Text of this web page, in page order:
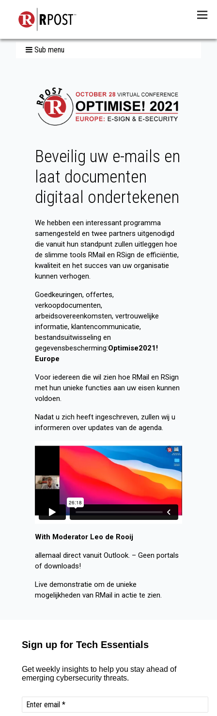
Sub menu
Beveilig uw e-mails en
laat documenten
digitaal ondertekenen
We hebben een interessant programma
samengesteld en twee partners uitgenodigd
die vanuit hun standpunt zullen uitleggen hoe
de slimme tools RMail en RSign de efficiëntie,
kwaliteit en het succes van uw organisatie
kunnen verhogen.
Goedkeuringen, offertes,
verkoopdocumenten,
arbeidsovereenkomsten, vertrouwelijke
informatie, klantencommunicatie,
bestandsuitwisseling en
gegevensbescherming:Optimise2021!
Europe
Voor iedereen die wil zien hoe RMail en RSign
met hun unieke functies aan uw eisen kunnen
voldoen.
Nadat u zich heeft ingeschreven, zullen wij u
informeren over updates van de agenda.
With Moderator Leo de Rooij
allemaal direct vanuit Outlook. – Geen portals
of downloads!
Live demonstratie om de unieke
mogelijkheden van RMail in actie te zien.